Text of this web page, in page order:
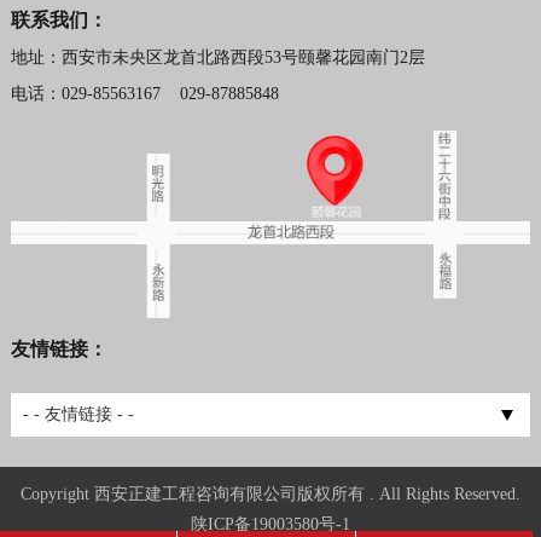
联系我们：
地址：西安市未央区龙首北路西段53号颐馨花园南门2层
电话：029-85563167 029-87885848
友情链接：
- - 友情链接 - -
西安网络推广
Copyright 西安正建工程咨询有限公司版权所有 . All Rights Reserved.
陕ICP备19003580号-1